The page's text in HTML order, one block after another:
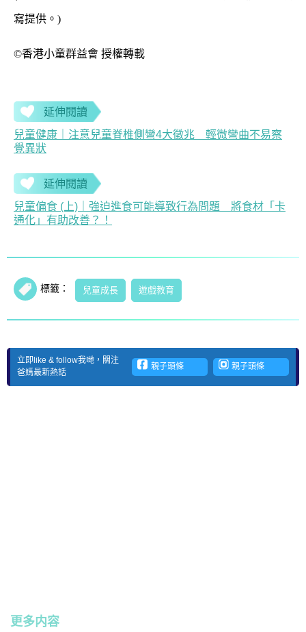
寫提供。)
©️香港小童群益會 授權轉載
延伸閱讀
兒童健康｜注意兒童脊椎側彎4大徵兆 輕微彎曲不易察
覺異狀
延伸閱讀
兒童偏食 (上)｜強迫進食可能導致行為問題 將食材「卡
通化」有助改善？！
標籤： 兒童成長 遊戲教育
立即like & follow我哋，關注
爸媽最新熱話
親子頭條 親子頭條
更多内容